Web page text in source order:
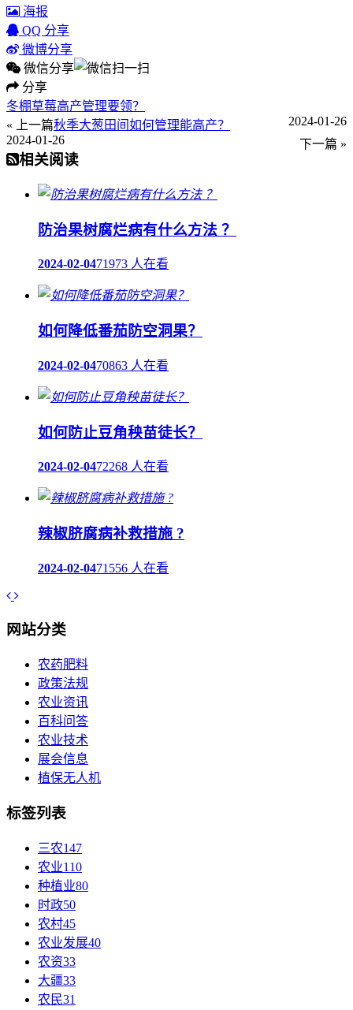
海报
QQ 分享
微博分享
微信分享
分享
冬棚草莓高产管理要领？
« 上一篇
2024-01-26
秋季大葱田间如何管理能高产？
下一篇 »
2024-01-26
相关阅读
防治果树腐烂病有什么方法 ？
2024-02-0471973 人在看
如何降低番茄防空洞果？
2024-02-0470863 人在看
如何防止豆角秧苗徒长？
2024-02-0472268 人在看
辣椒脐腐病补救措施 ?
2024-02-0471556 人在看
网站分类
农药肥料
政策法规
农业资讯
百科问答
农业技术
展会信息
植保无人机
标签列表
三农147
农业110
种植业80
时政50
农村45
农业发展40
农资33
大疆33
农民31